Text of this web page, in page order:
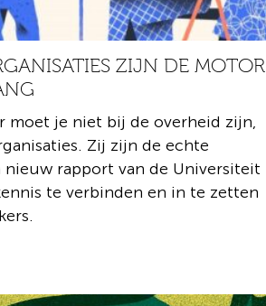
ZIJN DE MOTOR
moet je niet bij de overheid zijn,
Zij zijn de echte
rapport van de Universiteit
te verbinden en in te zetten